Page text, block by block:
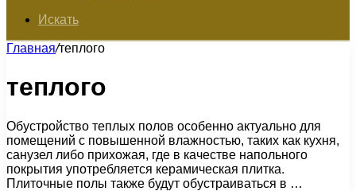
Искать
Главная/теплого
теплого
Обустройство теплых полов особенно актуально для
помещений с повышенной влажностью, таких как кухня,
санузел либо прихожая, где в качестве напольного
покрытия употребляется керамическая плитка.
Плиточные полы также будут обустраиваться в …